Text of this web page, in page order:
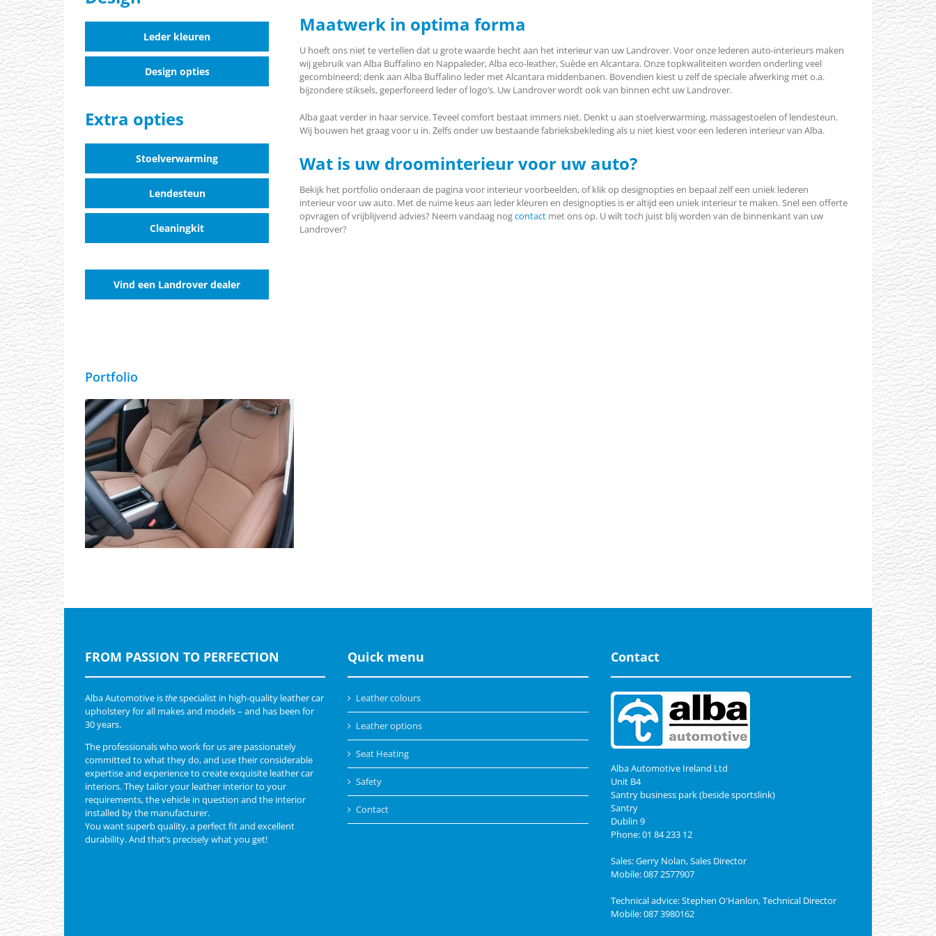
Leder kleuren
Design opties
Extra opties
Stoelverwarming
Lendesteun
Cleaningkit
Vind een Landrover dealer
Maatwerk in optima forma
U hoeft ons niet te vertellen dat u grote waarde hecht aan het interieur van uw Landrover. Voor onze lederen auto-interieurs maken
wij gebruik van Alba Buffalino en Nappaleder, Alba eco-leather, Suède en Alcantara. Onze topkwaliteiten worden onderling veel
gecombineerd; denk aan Alba Buffalino leder met Alcantara middenbanen. Bovendien kiest u zelf de speciale afwerking met o.a.
bijzondere stiksels, geperforeerd leder of logo’s. Uw Landrover wordt ook van binnen echt uw Landrover.
Alba gaat verder in haar service. Teveel comfort bestaat immers niet. Denkt u aan stoelverwarming, massagestoelen of lendesteun.
Wij bouwen het graag voor u in. Zelfs onder uw bestaande fabrieksbekleding als u niet kiest voor een lederen interieur van Alba.
Wat is uw droominterieur voor uw auto?
Bekijk het portfolio onderaan de pagina voor interieur voorbeelden, of klik op designopties en bepaal zelf een uniek lederen
interieur voor uw auto. Met de ruime keus aan leder kleuren en designopties is er altijd een uniek interieur te maken. Snel een offerte
opvragen of vrijblijvend advies? Neem vandaag nogcontact met ons op. U wilt toch juist blij worden van de binnenkant van uw
Landrover?
Portfolio
Landrover Evoque Alba eco-leather
Cinnamon Brown
FROM PASSION TO PERFECTION
Alba Automotive isthespecialist in high-quality leather car
upholstery for all makes and models – and has been for
30 years.
The professionals who work for us are passionately
committed to what they do, and use their considerable
expertise and experience to create exquisite leather car
interiors. They tailor your leather interior to your
requirements, the vehicle in question and the interior
installed by the manufacturer.
You want superb quality, a perfect fit and excellent
durability. And that’s precisely what you get!
Quick menu
Leather colours
Leather options
Seat Heating
Safety
Contact
Contact
Alba Automotive Ireland Ltd
Unit B4
Santry business park (beside sportslink)
Santry
Dublin 9
Phone: 01 84 233 12
Sales: Gerry Nolan, Sales Director
Mobile: 087 2577907
Technical advice: Stephen O'Hanlon, Technical Director
Mobile: 087 3980162